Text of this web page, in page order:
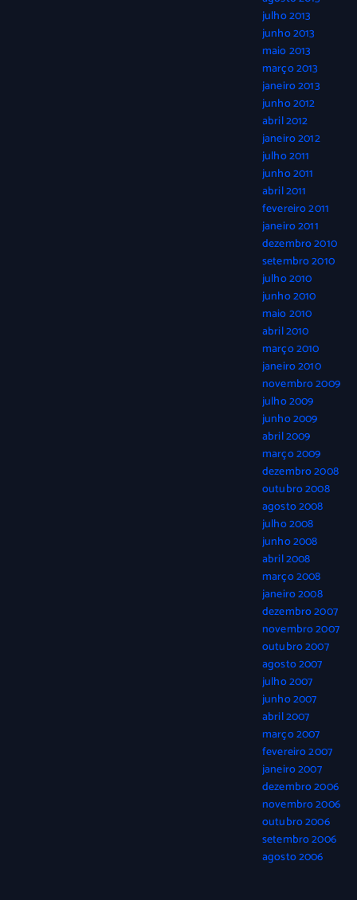
julho 2013
junho 2013
maio 2013
março 2013
janeiro 2013
junho 2012
abril 2012
janeiro 2012
julho 2011
junho 2011
abril 2011
fevereiro 2011
janeiro 2011
dezembro 2010
setembro 2010
julho 2010
junho 2010
maio 2010
abril 2010
março 2010
janeiro 2010
novembro 2009
julho 2009
junho 2009
abril 2009
março 2009
dezembro 2008
outubro 2008
agosto 2008
julho 2008
junho 2008
abril 2008
março 2008
janeiro 2008
dezembro 2007
novembro 2007
outubro 2007
agosto 2007
julho 2007
junho 2007
abril 2007
março 2007
fevereiro 2007
janeiro 2007
dezembro 2006
novembro 2006
outubro 2006
setembro 2006
agosto 2006